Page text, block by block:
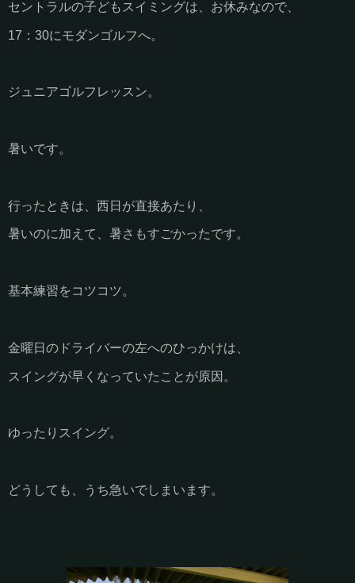
セントラルの子どもスイミングは、お休みなので、
17：30にモダンゴルフへ。
ジュニアゴルフレッスン。
暑いです。
行ったときは、西日が直接あたり、
暑いのに加えて、暑さもすごかったです。
基本練習をコツコツ。
金曜日のドライバーの左へのひっかけは、
スイングが早くなっていたことが原因。
ゆったりスイング。
どうしても、うち急いでしまいます。